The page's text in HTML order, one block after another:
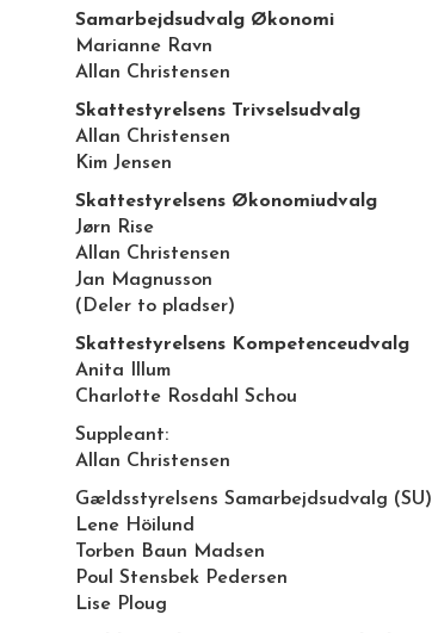
Samarbejdsudvalg Økonomi
Marianne Ravn
Allan Christensen
Skattestyrelsens Trivselsudvalg
Allan Christensen
Kim Jensen
Skattestyrelsens Økonomiudvalg
Jørn Rise
Allan Christensen
Jan Magnusson
(Deler to pladser)
Skattestyrelsens Kompetenceudvalg
Anita Illum
Charlotte Rosdahl Schou
Suppleant:
Allan Christensen
Gældsstyrelsens Samarbejdsudvalg (SU)
Lene Höilund
Torben Baun Madsen
Poul Stensbek Pedersen
Lise Ploug